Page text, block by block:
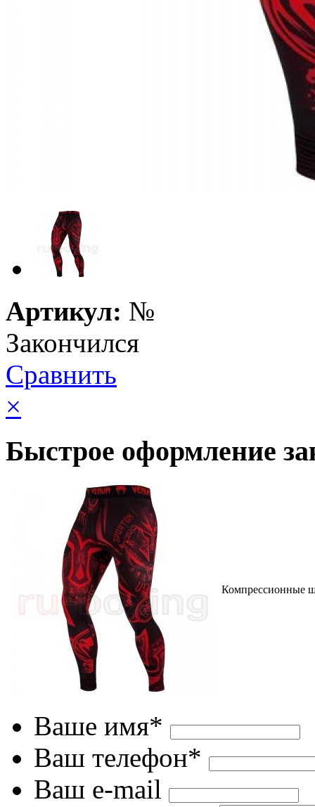
Артикул: №
Закончился
Сравнить
×
Быстрое оформление
Компрессионные
Ваше имя*
Ваш телефон*
Ваш e-mail